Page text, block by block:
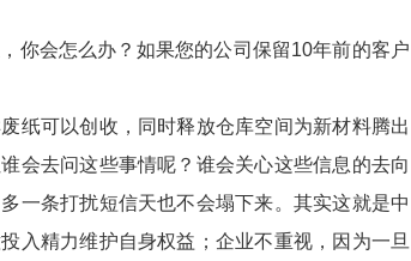
你会怎么办？如果您的公司保留10年前的客户
纸可以创收，同时释放仓库空间为新材料腾出
会去问这些事情呢？谁会关心这些信息的去向
一条打扰短信天也不会塌下来。其实这就是中
入精力维护自身权益；企业不重视，因为一旦